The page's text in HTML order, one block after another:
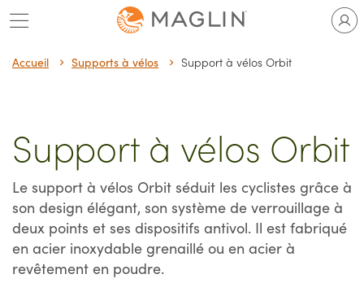
Passer
au
contenu
Accueil Supports à vélos Support à vélos Orbit
Support à vélos Orbit
Le support à vélos Orbit séduit les cyclistes grâce à
son design élégant, son système de verrouillage à
deux points et ses dispositifs antivol. Il est fabriqué
en acier inoxydable grenaillé ou en acier à
revêtement en poudre.